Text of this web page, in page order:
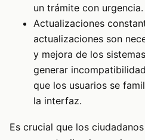
un trámite con urgencia.
Actualizaciones
actualizaciones son
y mejora de los
generar
que los usuarios se
la interfaz.
Es crucial que los